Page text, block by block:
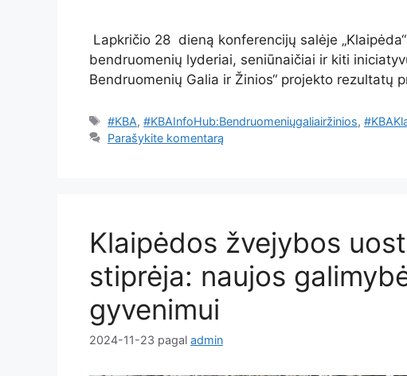
Lapkričio 28 dieną konferencijų salėje
bendruomenių lyderiai, seniūnaičiai ir kiti
Bendruomenių Galia ir Žinios“ projekto rezultatų
Žymos
#KBA,#KBAInfoHub:Bendruomeniųgaliairžinios,
Parašykite komentarą
Klaipėdos žvejybos
stiprėja: naujos
gyvenimui
2024-11-23 pagal admin